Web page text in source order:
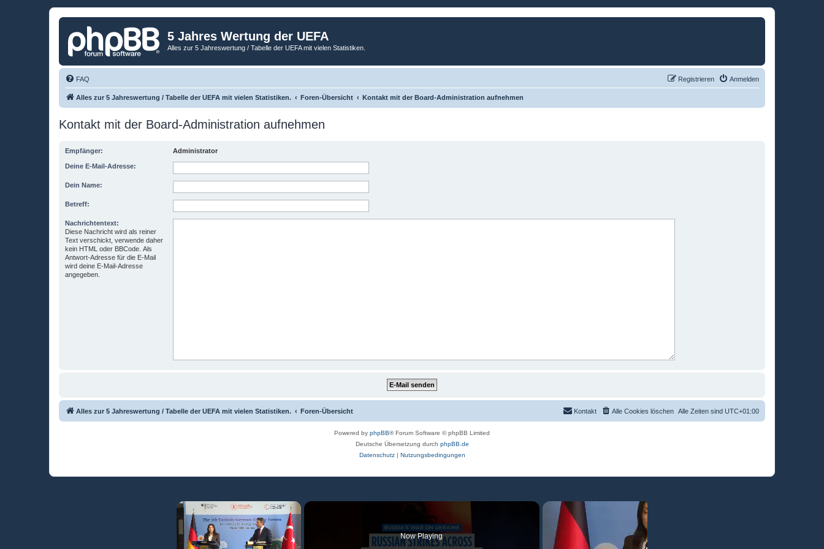
5 Jahres Wertung der UEFA
Alles zur 5 Jahreswertung / Tabelle der UEFA mit vielen Statistiken.
FAQ Anmelden
Registrieren
Alles zur 5 Jahreswertung / Tabelle der UEFA mit vielen Statistiken. Foren-Übersicht Kontakt mit der Board-Administration aufnehmen
Kontakt mit der Board-Administration aufnehmen
Empfänger: Administrator
Deine E-Mail-Adresse:
Dein Name:
Betreff:
Nachrichtentext:
Diese Nachricht wird als reiner
Text verschickt, verwende daher
kein HTML oder BBCode. Als
Antwort-Adresse für die E-Mail
wird deine E-Mail-Adresse
angegeben.
Alles zur 5 Jahreswertung / Tabelle der UEFA mit vielen Statistiken. Foren-Übersicht Alle Zeiten sind UTC+01:00
Alle Cookies löschen
Kontakt
Powered by phpBB® Forum Software © phpBB Limited
Deutsche Übersetzung durch phpBB.de
Datenschutz| Nutzungsbedingungen
×
Now Playing